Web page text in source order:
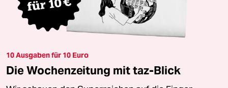
10 Ausgaben für 10 Euro
Die Wochenzeitung mit taz-Blick